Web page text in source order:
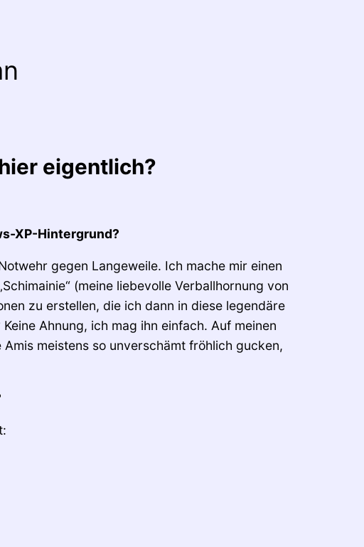
eigentlich?
XP-Hintergrund?
gegen Langeweile. Ich mache mir einen
(meine liebevolle Verballhornung von
zu erstellen, die ich dann in diese legendäre
Ahnung, ich mag ihn einfach. Auf meinen
meistens so unverschämt fröhlich gucken,